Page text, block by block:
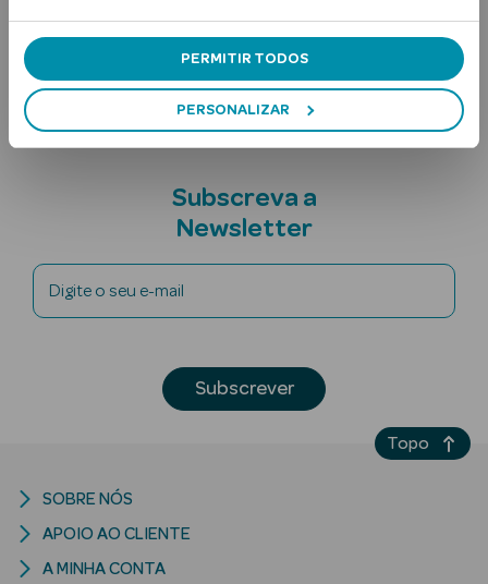
PERMITIR TODOS
PERSONALIZAR
Corpo
Contra-indicações
Subscreva a
Newsletter
Digite o seu e-mail
Subscrever
SOBRE NÓS
APOIO AO CLIENTE
A MINHA CONTA
Topo